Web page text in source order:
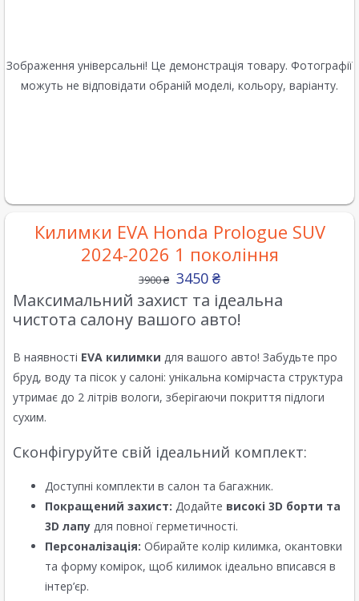
Зображення універсальні! Це демонстрація товару. Фотографії
можуть не відповідати обраній моделі, кольору, варіанту.
Килимки EVA Honda Prologue SUV
2024-2026 1 покоління
3900₴ 3450 ₴
Максимальний захист та ідеальна
чистота салону вашого авто!
В наявності EVA килимки для вашого авто! Забудьте про
бруд, воду та пісок у салоні: унікальна комірчаста структура
утримає до 2 літрів вологи, зберігаючи покриття підлоги
сухим.
Сконфігуруйте свій ідеальний комплект:
Доступні комплекти в салон та багажник.
Покращений захист: Додайте високі 3D борти та
3D лапу для повної герметичності.
Персоналізація: Обирайте колір килимка, окантовки
та форму комірок, щоб килимок ідеально вписався в
інтер’єр.